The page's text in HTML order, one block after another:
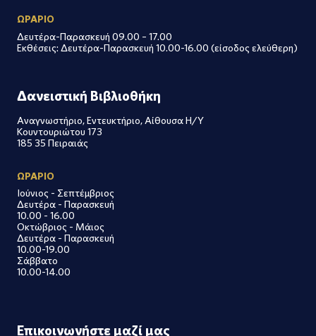
ΩΡΑΡΙΟ
Δευτέρα-Παρασκευή 09.00 – 17.00
Εκθέσεις: Δευτέρα-Παρασκευή 10.00-16.00 (είσοδος ελεύθερη)
Δανειστική Βιβλιοθήκη
Αναγνωστήριο, Εντευκτήριο, Αίθουσα Η/Υ
Κουντουριώτου 173
185 35 Πειραιάς
ΩΡΑΡΙΟ
Ιούνιος - Σεπτέμβριος
Δευτέρα - Παρασκευή
10.00 - 16.00
Οκτώβριος - Μάιος
Δευτέρα - Παρασκευή
10.00-19.00
Σάββατο
10.00-14.00
Επικοινωνήστε μαζί μας